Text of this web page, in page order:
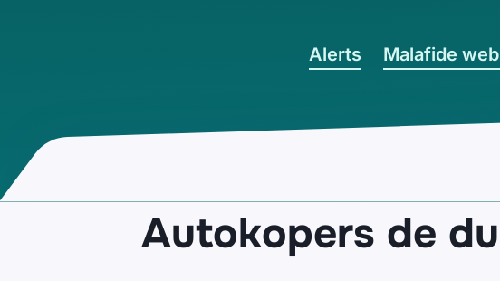
Alerts Malafide
Autokopers de